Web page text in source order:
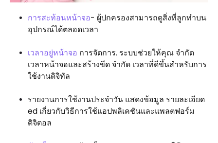
การสะท้อนหน้าจอ- ผู้ปกครองสามารถดูสิ่งที่ลูกทำบน
อุปกรณ์ได้ตลอดเวลา
เวลาอยู่หน้าจอ การจัดการ. ระบบช่วยให้คุณ จำกัด
เวลาหน้าจอและสร้างขีด จำกัด เวลาที่ดีขึ้นสำหรับการ
ใช้งานดิจิทัล
รายงานการใช้งานประจำวัน แสดงข้อมูล รายละเอียด
ed เกี่ยวกับวิธีการใช้แอปพลิเคชันและแพลตฟอร์ม
ดิจิตอล